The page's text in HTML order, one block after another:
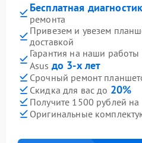
Бесплатная
ремонта
Привезем и увезем
доставкой
Гарантия на наши
Asus до 3-х лет
Срочный ремонт
Скидка для вас до 20%
Получите 1500 рублей
Оригинальные